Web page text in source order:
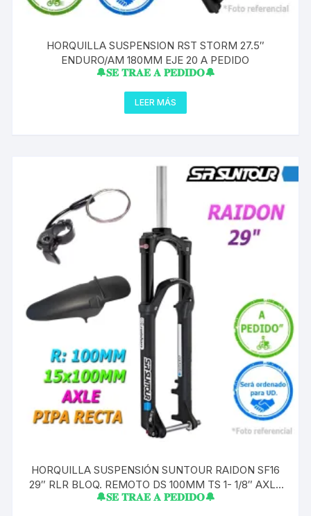
HORQUILLA SUSPENSION RST STORM 27.5″
ENDURO/AM 180MM EJE 20 A PEDIDO
🔔𝐒𝐄 𝐓𝐑𝐀𝐄 𝐀 𝐏𝐄𝐃𝐈𝐃𝐎🔔
LEER MÁS
HORQUILLA SUSPENSIÓN SUNTOUR RAIDON SF16
29″ RLR BLOQ. REMOTO DS 100MM TS 1- 1/8″ AXLE
15X100MM NEGRO PIPA RECTA
🔔𝐒𝐄 𝐓𝐑𝐀𝐄 𝐀 𝐏𝐄𝐃𝐈𝐃𝐎🔔